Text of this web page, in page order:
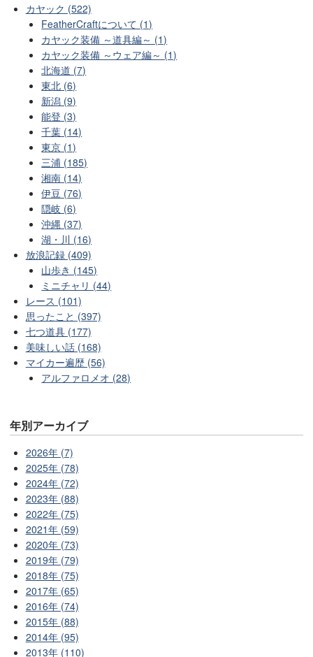
カヤック (522)
FeatherCraftについて (1)
カヤック装備 ～道具編～ (1)
カヤック装備 ～ウェア編～ (1)
北海道 (7)
東北 (6)
新潟 (9)
能登 (3)
千葉 (14)
東京 (1)
三浦 (185)
湘南 (14)
伊豆 (76)
隠岐 (6)
沖縄 (37)
湖・川 (16)
放浪記録 (409)
山歩き (145)
ミニチャリ (44)
レース (101)
思ったこと (397)
七つ道具 (177)
美味しい話 (168)
マイカー遍歴 (56)
アルファロメオ (28)
年別アーカイブ
2026年 (7)
2025年 (78)
2024年 (72)
2023年 (88)
2022年 (75)
2021年 (59)
2020年 (73)
2019年 (79)
2018年 (75)
2017年 (65)
2016年 (74)
2015年 (88)
2014年 (95)
2013年 (110)